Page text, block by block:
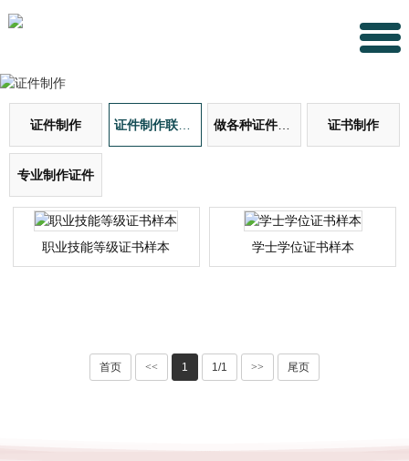
证件制作 证件制作联系方式 做各种证件证书 证书制作
专业制作证件
职业技能等级证书样本 学士学位证书样本
首页 << 1 1/1 >> 尾页